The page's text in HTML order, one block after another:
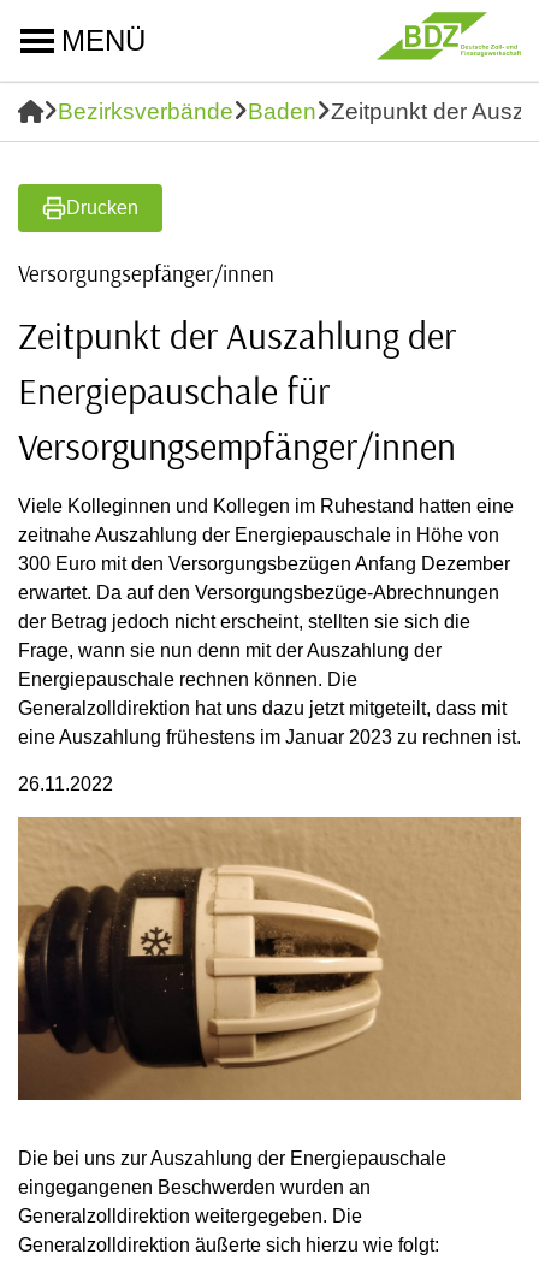
MENÜ
Bezirksverbände Baden Zeitpunkt der
Drucken
Versorgungsepfänger/innen
Zeitpunkt der Auszahlung der
Energiepauschale für
Versorgungsempfänger/innen
Viele Kolleginnen und Kollegen im Ruhestand hatten eine
zeitnahe Auszahlung der Energiepauschale in Höhe von
300 Euro mit den Versorgungsbezügen Anfang Dezember
erwartet. Da auf den Versorgungsbezüge-Abrechnungen
der Betrag jedoch nicht erscheint, stellten sie sich die
Frage, wann sie nun denn mit der Auszahlung der
Energiepauschale rechnen können. Die
Generalzolldirektion hat uns dazu jetzt mitgeteilt, dass mit
eine Auszahlung frühestens im Januar 2023 zu rechnen ist.
26.11.2022
Die bei uns zur Auszahlung der Energiepauschale
eingegangenen Beschwerden wurden an
Generalzolldirektion weitergegeben. Die
Generalzolldirektion äußerte sich hierzu wie folgt: